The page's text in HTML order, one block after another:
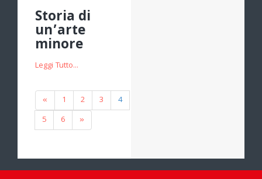
Storia di
un’arte
minore
Leggi Tutto...
« 1 2 3
4
5
6 »